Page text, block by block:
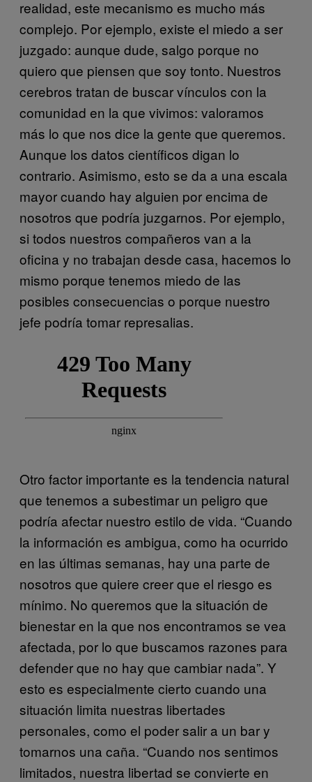
realidad, este mecanismo es mucho más
complejo. Por ejemplo, existe el miedo a ser
juzgado: aunque dude, salgo porque no
quiero que piensen que soy tonto. Nuestros
cerebros tratan de buscar vínculos con la
comunidad en la que vivimos: valoramos
más lo que nos dice la gente que queremos.
Aunque los datos científicos digan lo
contrario. Asimismo, esto se da a una escala
mayor cuando hay alguien por encima de
nosotros que podría juzgarnos. Por ejemplo,
si todos nuestros compañeros van a la
oficina y no trabajan desde casa, hacemos lo
mismo porque tenemos miedo de las
posibles consecuencias o porque nuestro
jefe podría tomar represalias.
Otro factor importante es la tendencia natural
que tenemos a subestimar un peligro que
podría afectar nuestro estilo de vida. “Cuando
la información es ambigua, como ha ocurrido
en las últimas semanas, hay una parte de
nosotros que quiere creer que el riesgo es
mínimo. No queremos que la situación de
bienestar en la que nos encontramos se vea
afectada, por lo que buscamos razones para
defender que no hay que cambiar nada”. Y
esto es especialmente cierto cuando una
situación limita nuestras libertades
personales, como el poder salir a un bar y
tomarnos una caña. “Cuando nos sentimos
limitados, nuestra libertad se convierte en